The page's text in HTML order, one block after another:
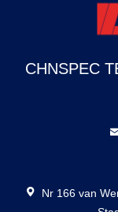
CHNSPEC
Nr 166 van